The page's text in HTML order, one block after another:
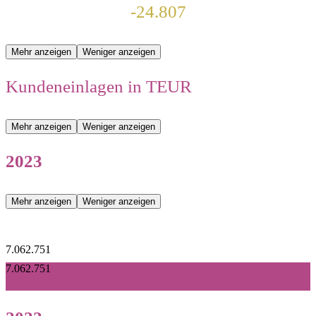
-24.807
Mehr anzeigen Weniger anzeigen
Kundeneinlagen in TEUR
Mehr anzeigen Weniger anzeigen
2023
Mehr anzeigen Weniger anzeigen
7.062.751
7.062.751